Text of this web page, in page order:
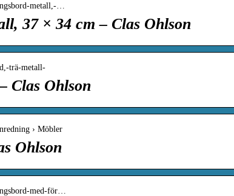
metall,-…
37 × 34 cm – Clas Ohlson
trä-metall-
Clas Ohlson
› Möbler
Ohlson
med-för…